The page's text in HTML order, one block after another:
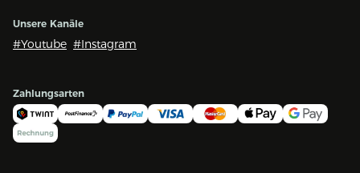
Unsere Kanäle
#Youtube #Instagram
Zahlungsarten